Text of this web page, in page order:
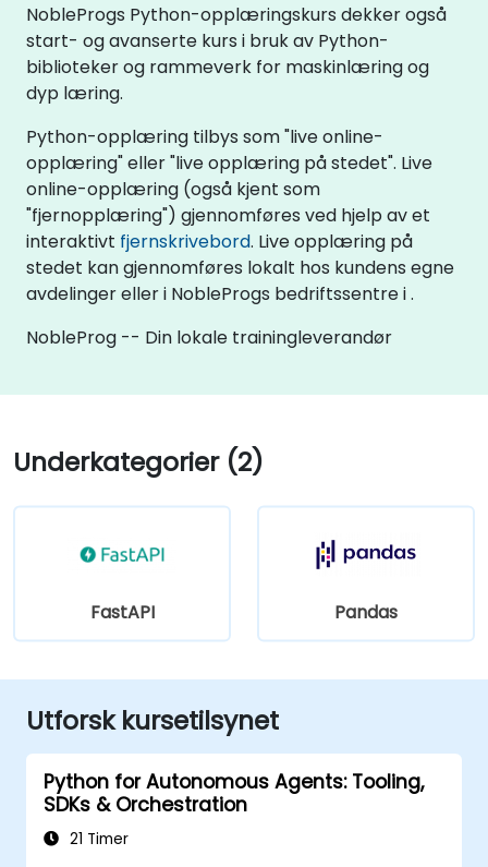
NobleProgs Python-opplæringskurs dekker også
start- og avanserte kurs i bruk av Python-
biblioteker og rammeverk for maskinlæring og
dyp læring.
Python-opplæring tilbys som "live online-
opplæring" eller "live opplæring på stedet". Live
online-opplæring (også kjent som
"fjernopplæring") gjennomføres ved hjelp av et
interaktivt fjernskrivebord. Live opplæring på
stedet kan gjennomføres lokalt hos kundens egne
avdelinger eller i NobleProgs bedriftssentre i .
NobleProg -- Din lokale trainingleverandør
Underkategorier (2)
FastAPI Pandas
Utforsk kursetilsynet
Python for Autonomous Agents: Tooling,
SDKs & Orchestration
21 Timer